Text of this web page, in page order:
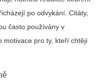
po odvykání. Citáty,
často používány v
motivace pro ty, kteří chtějí